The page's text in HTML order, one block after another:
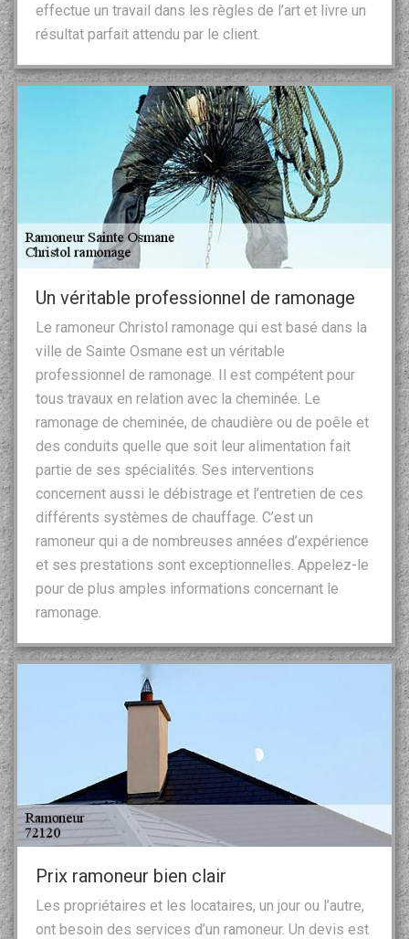
effectue un travail dans les règles de l’art et livre un
résultat parfait attendu par le client.
Un véritable professionnel de ramonage
Le ramoneur Christol ramonage qui est basé dans la
ville de Sainte Osmane est un véritable
professionnel de ramonage. Il est compétent pour
tous travaux en relation avec la cheminée. Le
ramonage de cheminée, de chaudière ou de poêle et
des conduits quelle que soit leur alimentation fait
partie de ses spécialités. Ses interventions
concernent aussi le débistrage et l’entretien de ces
différents systèmes de chauffage. C’est un
ramoneur qui a de nombreuses années d’expérience
et ses prestations sont exceptionnelles. Appelez-le
pour de plus amples informations concernant le
ramonage.
Prix ramoneur bien clair
Les propriétaires et les locataires, un jour ou l’autre,
ont besoin des services d’un ramoneur. Un devis est